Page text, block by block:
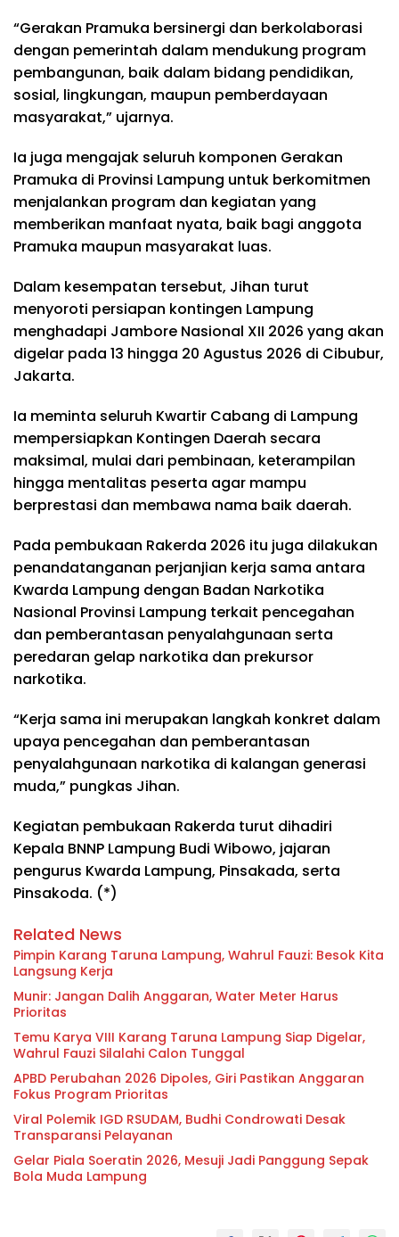
“Gerakan Pramuka bersinergi dan berkolaborasi
dengan pemerintah dalam mendukung program
pembangunan, baik dalam bidang pendidikan,
sosial, lingkungan, maupun pemberdayaan
masyarakat,” ujarnya.
Ia juga mengajak seluruh komponen Gerakan
Pramuka di Provinsi Lampung untuk berkomitmen
menjalankan program dan kegiatan yang
memberikan manfaat nyata, baik bagi anggota
Pramuka maupun masyarakat luas.
Dalam kesempatan tersebut, Jihan turut
menyoroti persiapan kontingen Lampung
menghadapi Jambore Nasional XII 2026 yang akan
digelar pada 13 hingga 20 Agustus 2026 di Cibubur,
Jakarta.
Ia meminta seluruh Kwartir Cabang di Lampung
mempersiapkan Kontingen Daerah secara
maksimal, mulai dari pembinaan, keterampilan
hingga mentalitas peserta agar mampu
berprestasi dan membawa nama baik daerah.
Pada pembukaan Rakerda 2026 itu juga dilakukan
penandatanganan perjanjian kerja sama antara
Kwarda Lampung dengan Badan Narkotika
Nasional Provinsi Lampung terkait pencegahan
dan pemberantasan penyalahgunaan serta
peredaran gelap narkotika dan prekursor
narkotika.
“Kerja sama ini merupakan langkah konkret dalam
upaya pencegahan dan pemberantasan
penyalahgunaan narkotika di kalangan generasi
muda,” pungkas Jihan.
Kegiatan pembukaan Rakerda turut dihadiri
Kepala BNNP Lampung Budi Wibowo, jajaran
pengurus Kwarda Lampung, Pinsakada, serta
Pinsakoda. (*)
Related News
Pimpin Karang Taruna Lampung, Wahrul Fauzi: Besok Kita
Langsung Kerja
Munir: Jangan Dalih Anggaran, Water Meter Harus
Prioritas
Temu Karya VIII Karang Taruna Lampung Siap Digelar,
Wahrul Fauzi Silalahi Calon Tunggal
APBD Perubahan 2026 Dipoles, Giri Pastikan Anggaran
Fokus Program Prioritas
Viral Polemik IGD RSUDAM, Budhi Condrowati Desak
Transparansi Pelayanan
Gelar Piala Soeratin 2026, Mesuji Jadi Panggung Sepak
Bola Muda Lampung